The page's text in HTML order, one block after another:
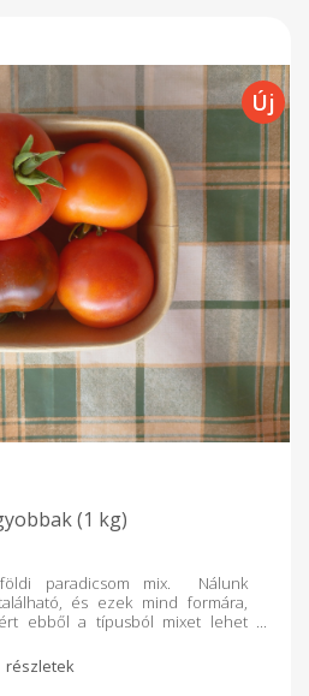
(1 kg)
paradicsom mix. Nálunk
és ezek mind formára,
ebből a típusból mixet lehet
bolti forgalomban már
ilyenek például: Nyírbátori,